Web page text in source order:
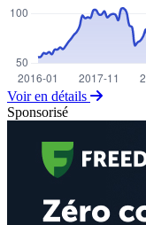
Voir en détails
Sponsorisé